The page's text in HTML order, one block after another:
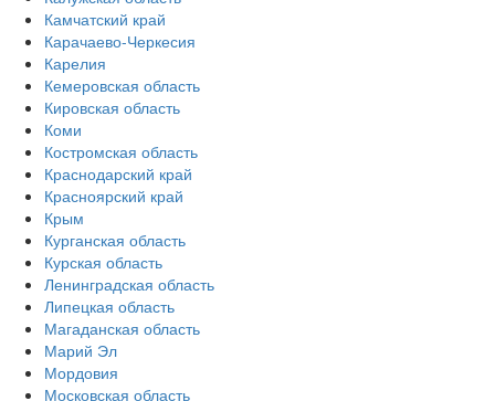
Камчатский край
Карачаево-Черкесия
Карелия
Кемеровская область
Кировская область
Коми
Костромская область
Краснодарский край
Красноярский край
Крым
Курганская область
Курская область
Ленинградская область
Липецкая область
Магаданская область
Марий Эл
Мордовия
Московская область